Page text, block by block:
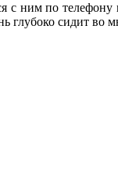
с ним по
сидит во